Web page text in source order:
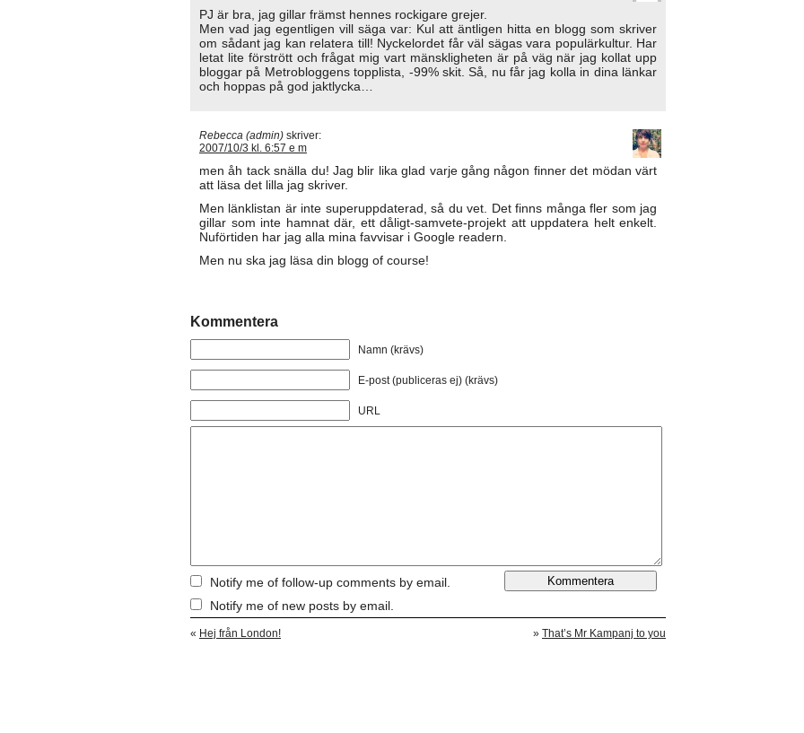
PJ är bra, jag gillar främst hennes rockigare grejer.
Men vad jag egentligen vill säga var: Kul att äntligen hitta en blogg som skriver
om sådant jag kan relatera till! Nyckelordet får väl sägas vara populärkultur. Har
letat lite förstrött och frågat mig vart mänskligheten är på väg när jag kollat upp
bloggar på Metrobloggens topplista, -99% skit. Så, nu får jag kolla in dina länkar
och hoppas på god jaktlycka…
Rebecca (admin) skriver:
2007/10/3 kl. 6:57 e m
men åh tack snälla du! Jag blir lika glad varje gång någon finner det mödan värt
att läsa det lilla jag skriver.
Men länklistan är inte superuppdaterad, så du vet. Det finns många fler som jag
gillar som inte hamnat där, ett dåligt-samvete-projekt att uppdatera helt enkelt.
Nuförtiden har jag alla mina favvisar i Google readern.
Men nu ska jag läsa din blogg of course!
Kommentera
Namn (krävs)
E-post (publiceras ej) (krävs)
URL
Notify me of follow-up comments by email.
Notify me of new posts by email.
« Hej från London! » That’s Mr Kampanj to you